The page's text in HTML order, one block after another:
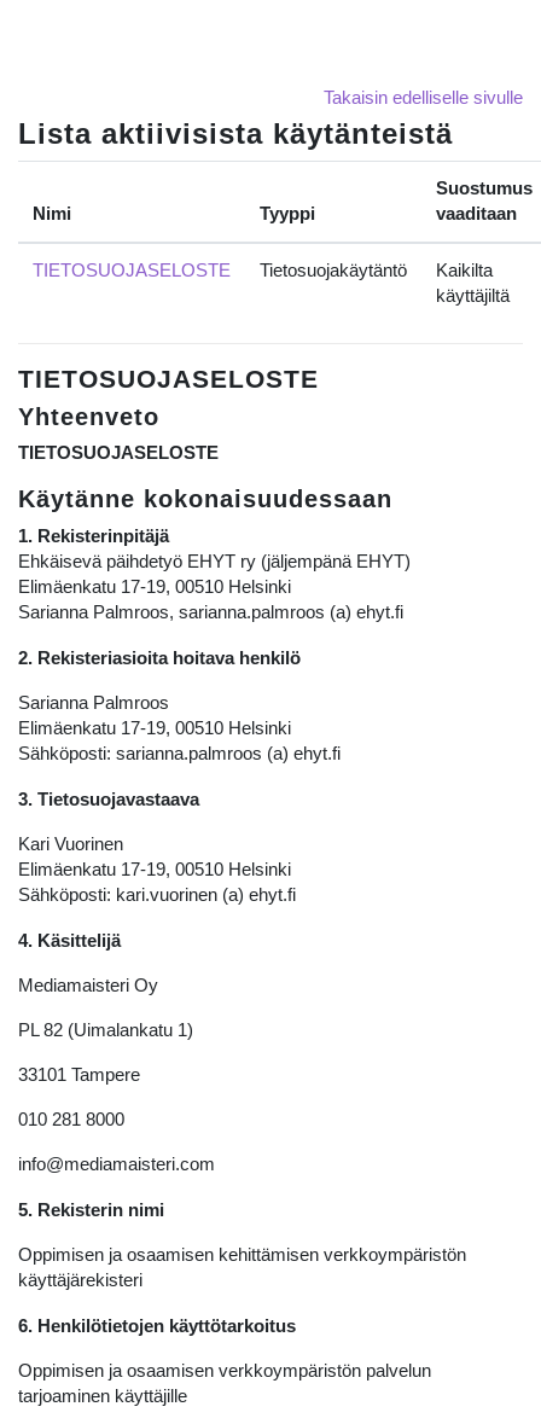
Takaisin edelliselle sivulle
Lista aktiivisista käytänteistä
Nimi Tyyppi
Suostumus
vaaditaan
TIETOSUOJASELOSTE Tietosuojakäytäntö
Kaikilta
käyttäjiltä
TIETOSUOJASELOSTE
Yhteenveto
TIETOSUOJASELOSTE
Käytänne kokonaisuudessaan
1. Rekisterinpitäjä
Ehkäisevä päihdetyö EHYT ry (jäljempänä EHYT)
Elimäenkatu 17-19, 00510 Helsinki
Sarianna Palmroos, sarianna.palmroos (a) ehyt.fi
2. Rekisteriasioita hoitava henkilö
Sarianna Palmroos
Elimäenkatu 17-19, 00510 Helsinki
Sähköposti: sarianna.palmroos (a) ehyt.fi
3. Tietosuojavastaava
Kari Vuorinen
Elimäenkatu 17-19, 00510 Helsinki
Sähköposti: kari.vuorinen (a) ehyt.fi
4. Käsittelijä
Mediamaisteri Oy
PL 82 (Uimalankatu 1)
33101 Tampere
010 281 8000
info@mediamaisteri.com
5. Rekisterin nimi
Oppimisen ja osaamisen kehittämisen verkkoympäristön
käyttäjärekisteri
6. Henkilötietojen käyttötarkoitus
Oppimisen ja osaamisen verkkoympäristön palvelun
tarjoaminen käyttäjille